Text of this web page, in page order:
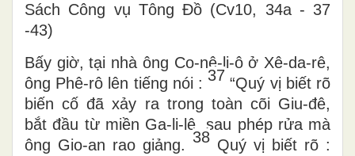
Sách Công vụ Tông Đồ (Cv10, 34a - 37
-43)
Bấy giờ, tại nhà ông Co-nê-li-ô ở Xê-da-rê,
ông Phê-rô lên tiếng nói : 37 “Quý vị biết rõ
biến cố đã xảy ra trong toàn cõi Giu-đê,
bắt đầu từ miền Ga-li-lê, sau phép rửa mà
ông Gio-an rao giảng. 38 Quý vị biết rõ :